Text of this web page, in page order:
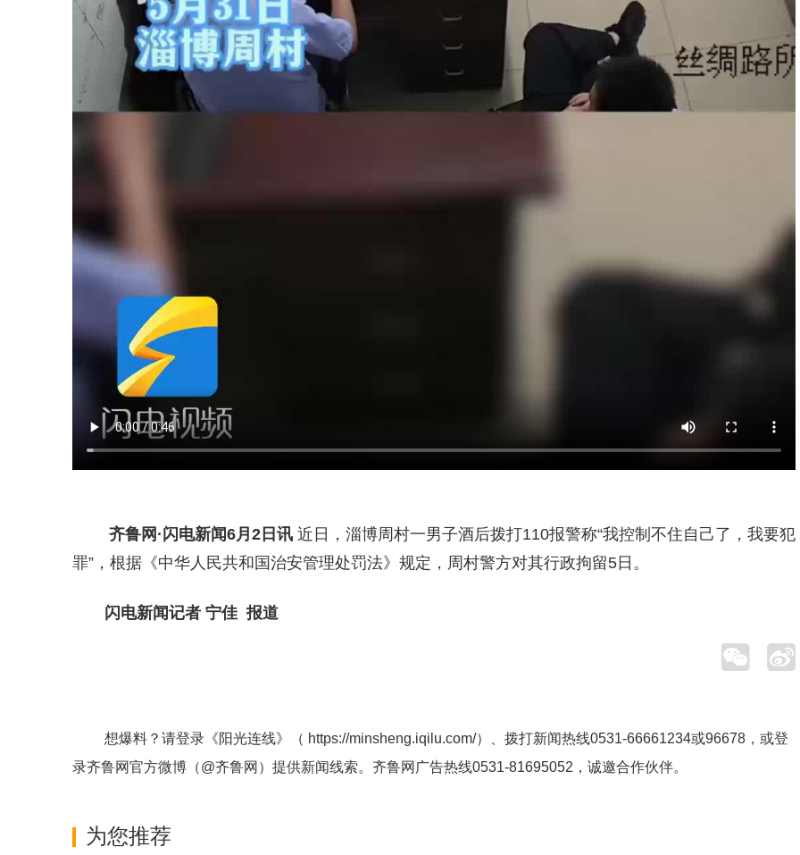
齐鲁网 ·闪电新闻6月2日讯近日，淄博周村一男子酒后拨打110报警称“我控制不住自己了，我要犯
罪”，根据《中华人民共和国治安管理处罚法》规定，周村警方对其行政拘留5日。
闪电新闻记者 宁佳 报道
想爆料？请登录《阳光连线》（ https://minsheng.iqilu.com/）、拨打新闻热线0531-66661234或96678，或登
录齐鲁网官方微博（@齐鲁网 ）提供新闻线索。齐鲁网广告热线0531-81695052 ，诚邀合作伙伴。
为您推荐